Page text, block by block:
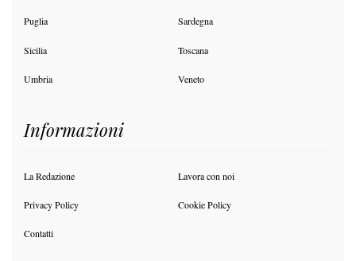
Puglia Sardegna
Sicilia Toscana
Umbria Veneto
Informazioni
La Redazione Lavora con noi
Privacy Policy Cookie Policy
Contatti